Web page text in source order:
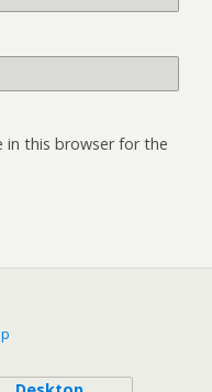
in this browser for the